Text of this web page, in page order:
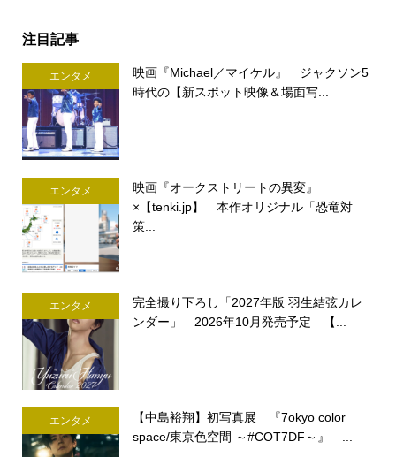
注目記事
エンタメ
映画『Michael／マイケル』 ジャクソン5
時代の【新スポット映像＆場面写...
エンタメ
映画『オークストリートの異変』
×【tenki.jp】 本作オリジナル「恐竜対
策...
エンタメ
完全撮り下ろし「2027年版 羽生結弦カレ
ンダー」 2026年10月発売予定 【...
エンタメ
【中島裕翔】初写真展 『7okyo color
space/東京色空間 ～#COT7DF～』 ...